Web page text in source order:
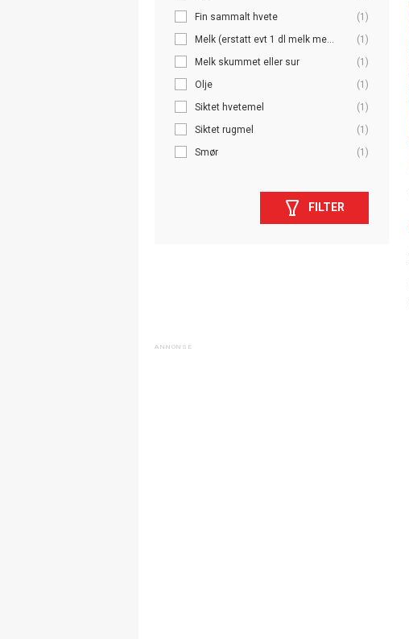
Fin sammalt hvete
(1)
Melk (erstatt evt 1 dl melk me...
(1)
Melk skummet eller sur
(1)
Olje
(1)
Siktet hvetemel
(1)
Siktet rugmel
(1)
Smør
(1)
FILTER